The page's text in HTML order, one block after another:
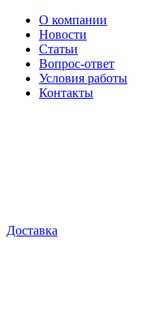
О компании
Новости
Статьи
Вопрос-ответ
Условия работы
Контакты
Доставка